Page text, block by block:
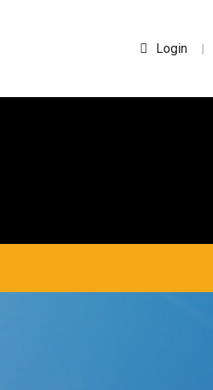
Login |